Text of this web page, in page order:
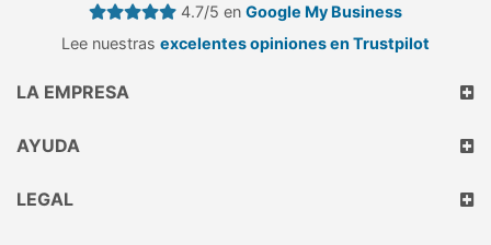
4.7/5 en Google My Business
Lee nuestras excelentes opiniones en Trustpilot
LA EMPRESA
AYUDA
LEGAL